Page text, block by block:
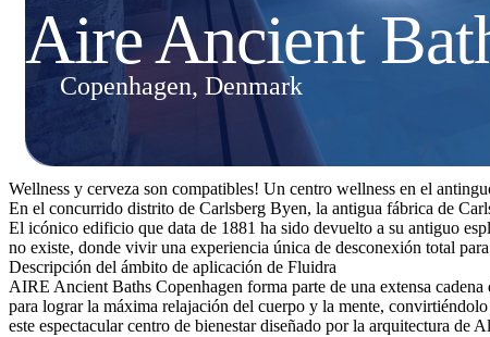
Aire Ancient
Copenhagen, Denmark
Wellness y cerveza son compatibles! Un centro wellness en el
En el concurrido distrito de Carlsberg Byen, la antigua fábrica de
El icónico edificio que data de 1881 ha sido devuelto a su antiguo
no existe, donde vivir una experiencia única de desconexión total
Descripción del ámbito de aplicación de Fluidra
AIRE Ancient Baths Copenhagen forma parte de una extensa
para lograr la máxima relajación del cuerpo y la mente,
este espectacular centro de bienestar diseñado por la arquitectura